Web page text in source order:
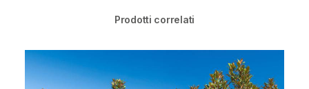
Prodotti correlati